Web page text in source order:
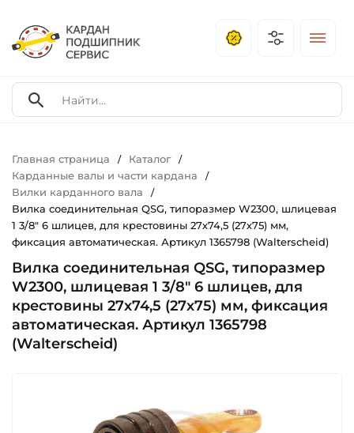
Главная страница / Каталог /
Карданные валы и части кардана /
Вилки карданного вала /
Вилка соединительная QSG, типоразмер W2300, шлицевая
1 3/8" 6 шлицев, для крестовины 27х74,5 (27х75) мм,
фиксация автоматическая. Артикул 1365798 (Walterscheid)
Вилка соединительная QSG, типоразмер
W2300, шлицевая 1 3/8" 6 шлицев, для
крестовины 27х74,5 (27х75) мм, фиксация
автоматическая. Артикул 1365798
(Walterscheid)